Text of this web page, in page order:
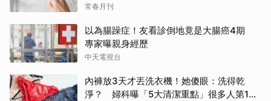
常春月刊
以為腸躁症！友看診倒地竟是大腸癌4期
專家曝親身經歷
中天電視台
內褲放3天才丟洗衣機！她傻眼：洗得乾
淨？ 婦科曝「5大清潔重點」很多人第1步